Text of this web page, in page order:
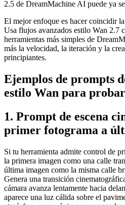
2.5 de DreamMachine AI puede ya
El mejor enfoque es hacer coincidir
Usa flujos avanzados estilo Wan 2.7
herramientas más simples de
más la velocidad, la iteración y la
principiantes.
Ejemplos de prompts
estilo Wan para probar
1. Prompt de escena
primer fotograma a
Si tu herramienta admite control de
la primera imagen como una calle
última imagen como la misma calle
Genera una transición
cámara avanza lentamente hacia
aparece una luz cálida sobre el